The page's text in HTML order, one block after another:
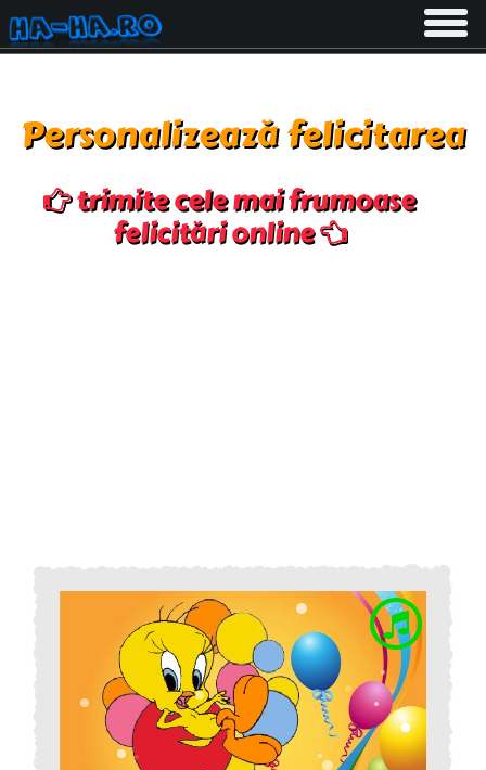
Toggle
Personalizează felicitarea
trimite cele mai frumoase
felicitări online